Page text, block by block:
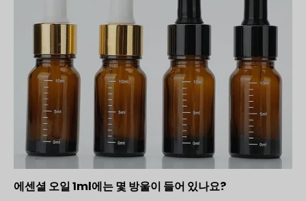
에센셜 오일 1ml에는 몇 방울이 들어 있나요?